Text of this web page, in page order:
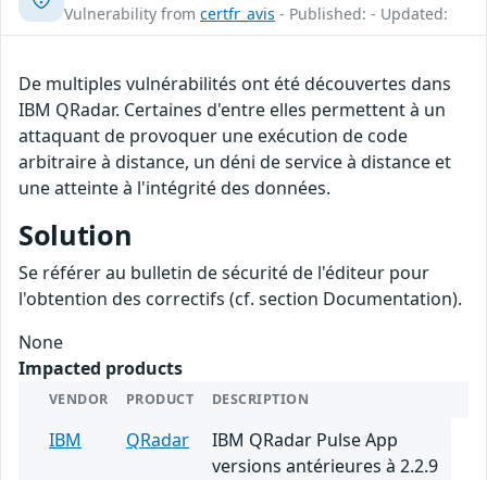
Vulnerability from certfr_avis - Published: - Updated:
De multiples vulnérabilités ont été découvertes dans
IBM QRadar. Certaines d'entre elles permettent à un
attaquant de provoquer une exécution de code
arbitraire à distance, un déni de service à distance et
une atteinte à l'intégrité des données.
Solution
Se référer au bulletin de sécurité de l'éditeur pour
l'obtention des correctifs (cf. section Documentation).
None
Impacted products
VENDOR PRODUCT DESCRIPTION
IBM QRadar
IBM QRadar Pulse App
versions antérieures à 2.2.9